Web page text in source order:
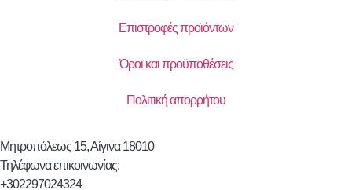
Επιστροφές προϊόντων
Όροι και προϋποθέσεις
Πολιτική απορρήτου
Μητροπόλεως 15, Αίγινα 18010
Τηλέφωνα επικοινωνίας:
+302297024324